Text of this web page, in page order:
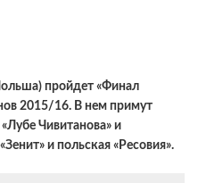
пройдет «Финал
2015/16. В нем примут
Чивитанова» и
и польская «Ресовия».